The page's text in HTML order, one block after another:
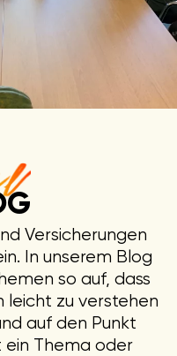
Versicherungen
In unserem Blog
so auf, dass
leicht zu verstehen
auf den Punkt
ein Thema oder